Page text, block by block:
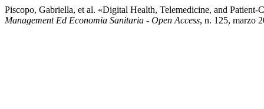
Piscopo, Gabriella, et al. «Digital Health, Telemedicine, and
Management Ed Economia Sanitaria - Open Access, n. 125, marzo